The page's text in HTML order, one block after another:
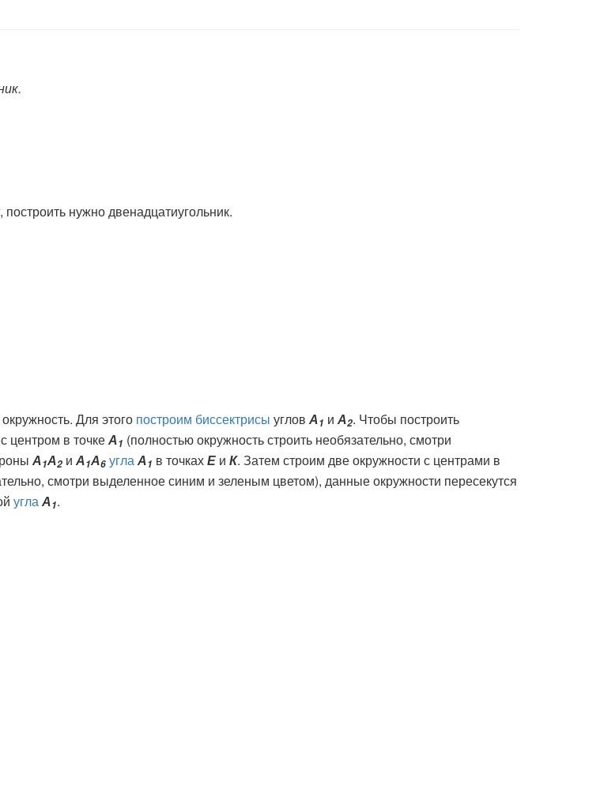
построить нужно двенадцатиугольник.
окружность. Для этого построим биссектрисы углов А1 и А2. Чтобы построить
центром в точкеА1 (полностью окружность строить необязательно, смотри
А1А2 и А1А6 углаА1 в точкахЕ и К. Затем строим две окружности с центрами в
смотри выделенное синим и зеленым цветом), данные окружности пересекутся
углаА1.